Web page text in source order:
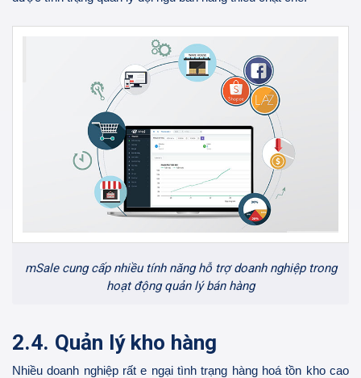
mSale cung cấp nhiều tính năng hỗ trợ doanh nghiệp trong
hoạt động quản lý bán hàng
2.4. Quản lý kho hàng
Nhiều doanh nghiệp rất e ngại tình trạng hàng hoá tồn kho cao